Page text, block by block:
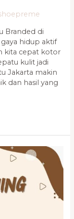
Branded di
hidup aktif
kita cepat kotor
kulit jadi
Jakarta makin
dan hasil yang